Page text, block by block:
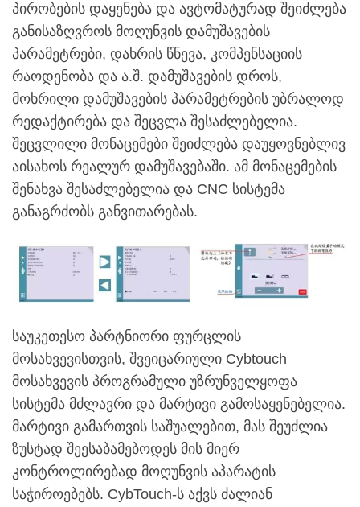
პირობების დაყენება და ავტომატურად შეიძლება
განისაზღვროს მოღუნვის დამუშავების
პარამეტრები, დახრის წნევა, კომპენსაციის
რაოდენობა და ა.შ. დამუშავების დროს,
მოხრილი დამუშავების პარამეტრების უბრალოდ
რედაქტირება და შეცვლა შესაძლებელია.
შეცვლილი მონაცემები შეიძლება დაუყოვნებლივ
აისახოს რეალურ დამუშავებაში. ამ მონაცემების
შენახვა შესაძლებელია და CNC სისტემა
განაგრძობს განვითარებას.
საუკეთესო პარტნიორი ფურცლის
მოსახვევისთვის, შვეიცარიული Cybtouch
მოსახვევის პროგრამული უზრუნველყოფა
სისტემა მძლავრი და მარტივი გამოსაყენებელია.
მარტივი გამართვის საშუალებით, მას შეუძლია
ზუსტად შეესაბამებოდეს მის მიერ
კონტროლირებად მოღუნვის აპარატის
საჭიროებებს. CybTouch-ს აქვს ძალიან